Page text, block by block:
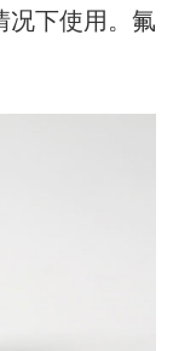
况下使用。氟